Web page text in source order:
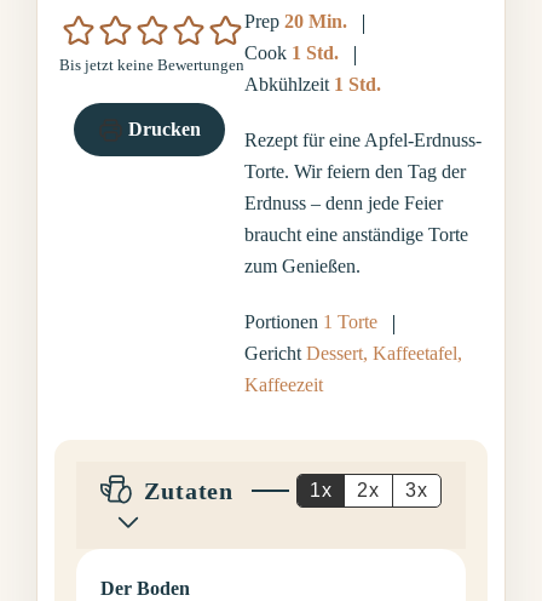
Bis jetzt keine Bewertungen
Drucken
Prep20Minuten
Min.
Cook 1 Stunde
Std.
Abkühlzeit 1 Stunde
Std.
Rezept für eine Apfel-Erdnuss-
Torte. Wir feiern den Tag der
Erdnuss – denn jede Feier
braucht eine anständige Torte
zum Genießen.
Portionen 1 Torte
GerichtDessert, Kaffeetafel,
Kaffeezeit
Zutaten 1x 2x 3x
Der Boden